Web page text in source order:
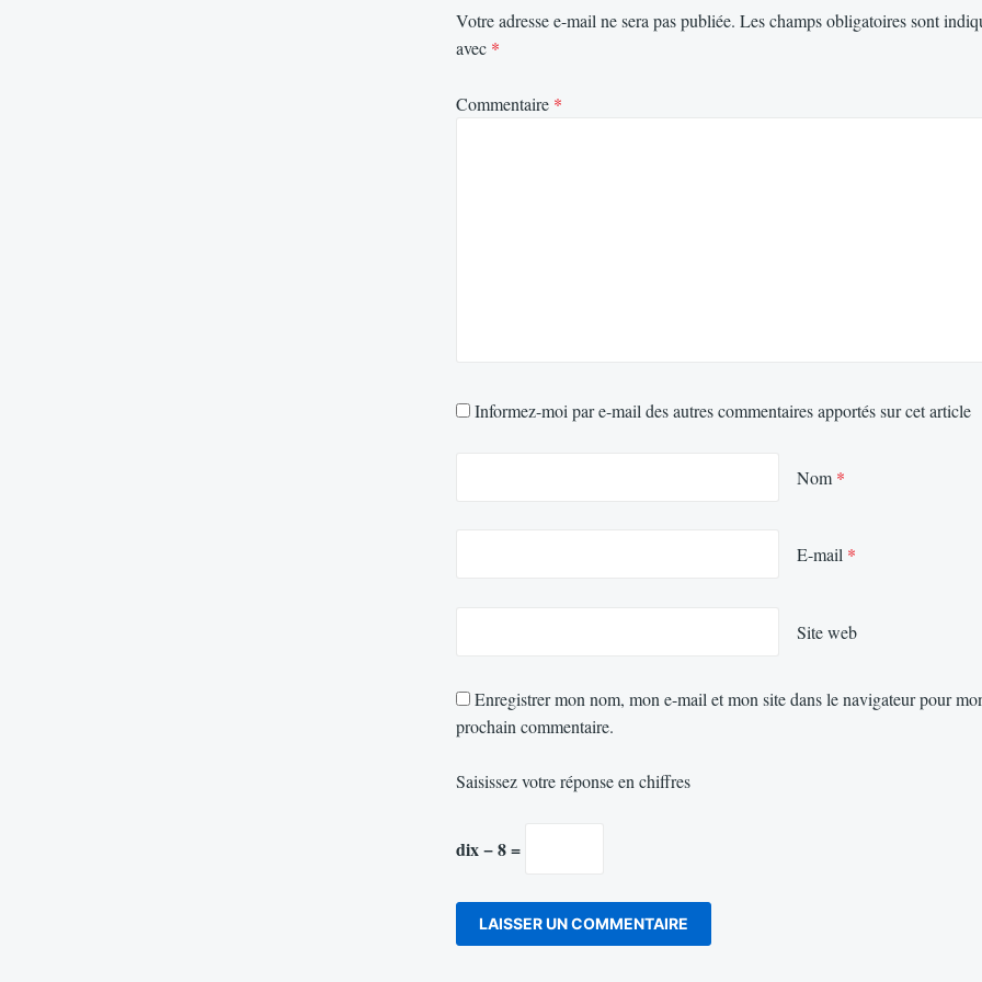
Votre adresse e-mail ne sera pas publiée. Les champs obligatoires sont
avec *
Commentaire *
Informez-moi par e-mail des autres commentaires apportés sur cet article
Nom *
E-mail *
Site web
Enregistrer mon nom, mon e-mail et mon site dans le navigateur pour
prochain commentaire.
Saisissez votre réponse en chiffres
dix − 8 =